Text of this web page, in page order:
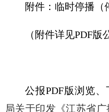
附件：临时停播（
（附件详见PDF版
公报PDF版浏览、
局关于印发《江苏省